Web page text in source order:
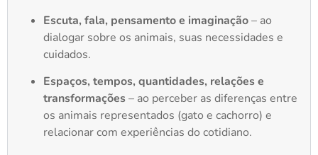
Escuta, fala, pensamento e imaginação– ao
dialogar sobre os animais, suas necessidades e
cuidados.
Espaços, tempos, quantidades, relações e
transformações– ao perceber as diferenças entre
os animais representados (gato e cachorro) e
relacionar com experiências do cotidiano.